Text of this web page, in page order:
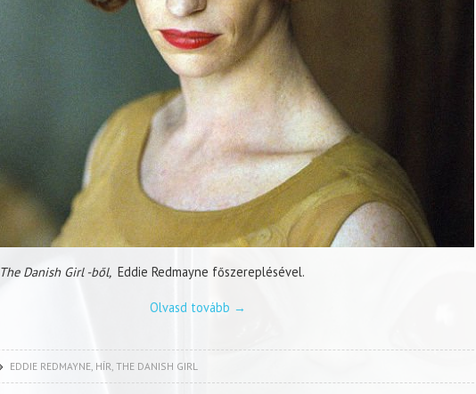
The Danish Girl -ből, Eddie Redmayne főszereplésével.
Olvasd tovább →
EDDIE REDMAYNE, HÍR, THE DANISH GIRL